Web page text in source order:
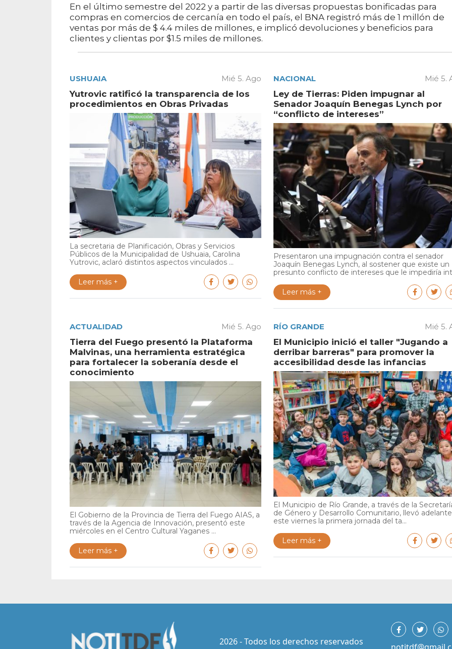
En el último semestre del 2022 y a partir de las diversas propuestas bonificadas para
compras en comercios de cercanía en todo el país, el BNA registró más de 1 millón de
ventas por más de $ 4.4 miles de millones, e implicó devoluciones y beneficios para
clientes y clientas por $1.5 miles de millones.
USHUAIA Mié 5. Ago
Yutrovic ratificó la transparencia de los
procedimientos en Obras Privadas
La secretaria de Planificación, Obras y Servicios
Públicos de la Municipalidad de Ushuaia, Carolina
Yutrovic, aclaró distintos aspectos vinculados ...
Leer más +
NACIONAL Mié 5.
Ley de Tierras: Piden impugnar al
Senador Joaquín Benegas Lynch por
“conflicto de intereses”
Presentaron una impugnación contra el senador
Joaquín Benegas Lynch, al sostener que existe un
presunto conflicto de intereses que le impediría
Leer más +
ACTUALIDAD Mié 5. Ago
Tierra del Fuego presentó la Plataforma
Malvinas, una herramienta estratégica
para fortalecer la soberanía desde el
conocimiento
El Gobierno de la Provincia de Tierra del Fuego AIAS, a
través de la Agencia de Innovación, presentó este
miércoles en el Centro Cultural Yaganes ...
Leer más +
RÍO GRANDE Mié 5.
El Municipio inició el taller "Jugando a
derribar barreras" para promover la
accesibilidad desde las infancias
El Municipio de Río Grande, a través de la
de Género y Desarrollo Comunitario, llevó adelante
este viernes la primera jornada del ta...
Leer más +
2026 - Todos los derechos reservados